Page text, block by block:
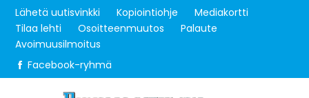
Lähetä uutisvinkki Kopiointiohje
Mediakortti
Tilaa lehti
Osoitteenmuutos
Palaute
Avoimuusilmoitus
Facebook-ryhmä